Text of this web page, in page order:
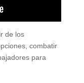
de los
combatir
para